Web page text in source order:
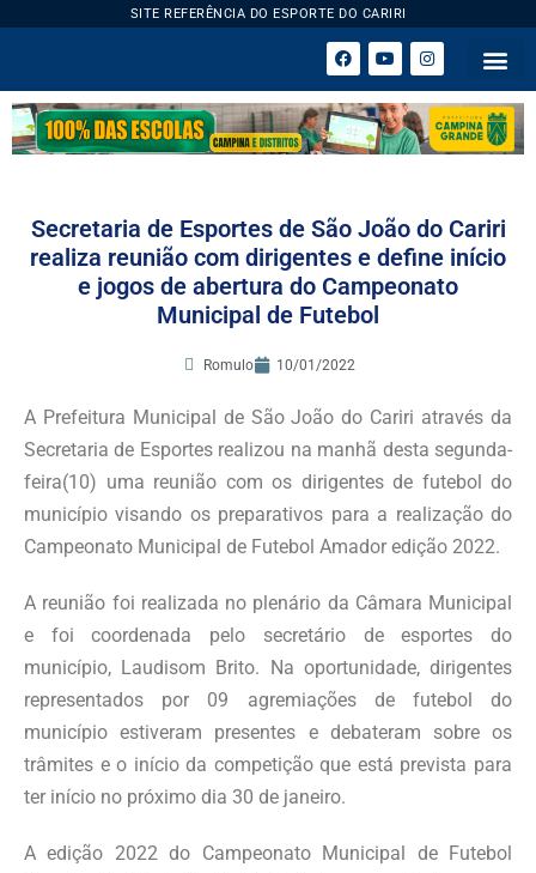
SITE REFERÊNCIA DO ESPORTE DO CARIRI
Secretaria de Esportes de São João do Cariri
realiza reunião com dirigentes e define início
e jogos de abertura do Campeonato
Municipal de Futebol
Romulo 10/01/2022
A Prefeitura Municipal de São João do Cariri através da
Secretaria de Esportes realizou na manhã desta segunda-
feira(10) uma reunião com os dirigentes de futebol do
município visando os preparativos para a realização do
Campeonato Municipal de Futebol Amador edição 2022.
A reunião foi realizada no plenário da Câmara Municipal
e foi coordenada pelo secretário de esportes do
município, Laudisom Brito. Na oportunidade, dirigentes
representados por 09 agremiações de futebol do
município estiveram presentes e debateram sobre os
trâmites e o início da competição que está prevista para
ter início no próximo dia 30 de janeiro.
A edição 2022 do Campeonato Municipal de Futebol